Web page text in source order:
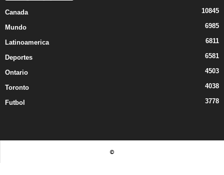
Canada 10845
Mundo 6985
Latinoamerica 6811
Deportes 6581
Ontario 4503
Toronto 4038
Futbol 3778
©